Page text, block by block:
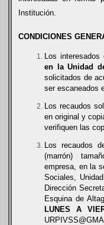
Institución.
CONDICIONES
Los interesados
en la Unidad
solicitados de
ser escaneados
Los recaudos
en original y
verifiquen las
Los recaudos
(marrón)
empresa, en la
Sociales,
Dirección
Esquina de
LUNES A